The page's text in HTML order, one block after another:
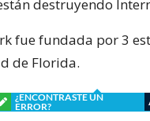
destruyendo
fue fundada por 3
de Florida.
¿ENCONTRASTE UN
ERROR?